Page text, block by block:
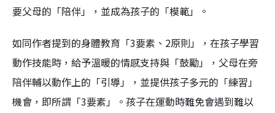
要父母的「陪伴」，並成為孩子的「模範」。
如同作者提到的身體教育「3要素、2原則」，在孩子學習
動作技能時，給予溫暖的情感支持與「鼓勵」，父母在旁
陪伴輔以動作上的「引導」，並提供孩子多元的「練習」
機會，即所謂「3要素」。孩子在運動時難免會遇到難以